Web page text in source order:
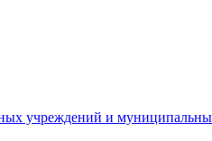
учреждений и